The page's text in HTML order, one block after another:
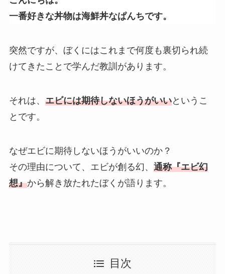
一番好きな丼物は海鮮丼なぱんちです。
突然ですが、ぼくにはこれまで何度も裏切られ続
けてきたことで学んだ教訓があります。
それは、 エビには期待しないほうがいいというこ
とです。
なぜエビに期待しないほうがいいのか？
その理由について、エビが創る幻、 通称『エビ幻
想』から解き放たれたぼくが語ります。
目次